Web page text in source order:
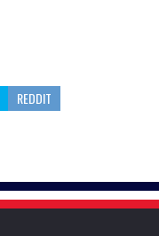
REDDIT